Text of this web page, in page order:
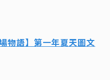
物語】第一年夏天圖文